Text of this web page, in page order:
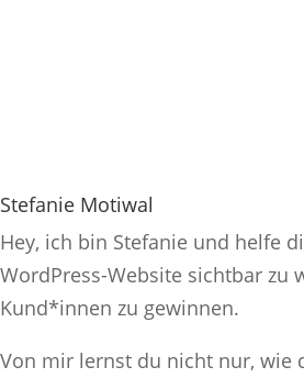
Stefanie Motiwal
Hey, ich bin Stefanie und helfe
WordPress-Website sichtbar zu
Kund*innen zu gewinnen.
Von mir lernst du nicht nur, wie